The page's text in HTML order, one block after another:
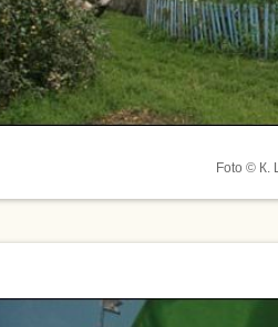
Foto © К.